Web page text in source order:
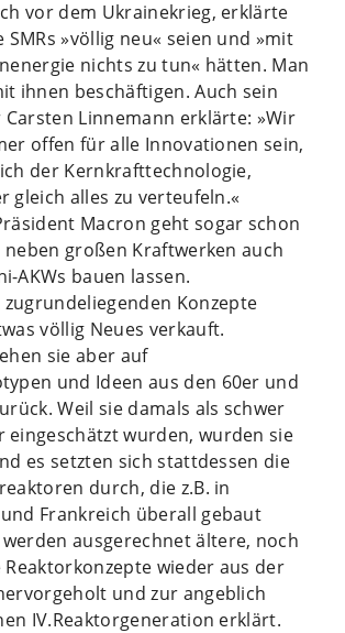
vor dem Ukrainekrieg, erklärte
SMRs »völlig neu« seien und »mit
nichts zu tun« hätten. Man
ihnen beschäftigen. Auch sein
Linnemann erklärte: »Wir
offen für alle Innovationen sein,
der Kernkrafttechnologie,
gleich alles zu verteufeln.«
Macron geht sogar schon
großen Kraftwerken auch
AKWs bauen lassen.
zugrundeliegenden Konzepte
völlig Neues verkauft.
sie aber auf
und Ideen aus den 60er und
Weil sie damals als schwer
eingeschätzt wurden, wurden sie
es setzten sich stattdessen die
durch, die z.B. in
Frankreich überall gebaut
ausgerechnet ältere, noch
wieder aus der
und zur angeblich
IV.Reaktorgeneration erklärt.